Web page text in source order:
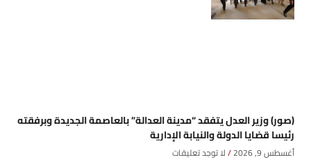
(صور) وزير العدل يتفقد “مدينة العدالة” بالعاصمة الجديدة وبرفقته
رئيسا قضايا الدولة والنيابة الإدارية
أغسطس 9, 2026 لا توجد تعليقات